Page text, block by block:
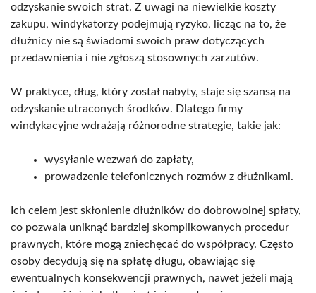
odzyskanie swoich strat. Z uwagi na niewielkie koszty
zakupu, windykatorzy podejmują ryzyko, licząc na to, że
dłużnicy nie są świadomi swoich praw dotyczących
przedawnienia i nie zgłoszą stosownych zarzutów.
W praktyce, dług, który został nabyty, staje się szansą na
odzyskanie utraconych środków. Dlatego firmy
windykacyjne wdrażają różnorodne strategie, takie jak:
wysyłanie wezwań do zapłaty,
prowadzenie telefonicznych rozmów z dłużnikami.
Ich celem jest skłonienie dłużników do dobrowolnej spłaty,
co pozwala uniknąć bardziej skomplikowanych procedur
prawnych, które mogą zniechęcać do współpracy. Często
osoby decydują się na spłatę długu, obawiając się
ewentualnych konsekwencji prawnych, nawet jeżeli mają